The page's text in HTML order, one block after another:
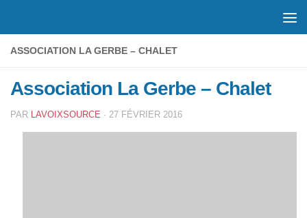
ASSOCIATION LA GERBE – CHALET
Association La Gerbe – Chalet
PAR LAVOIXSOURCE · 27 FÉVRIER 2016